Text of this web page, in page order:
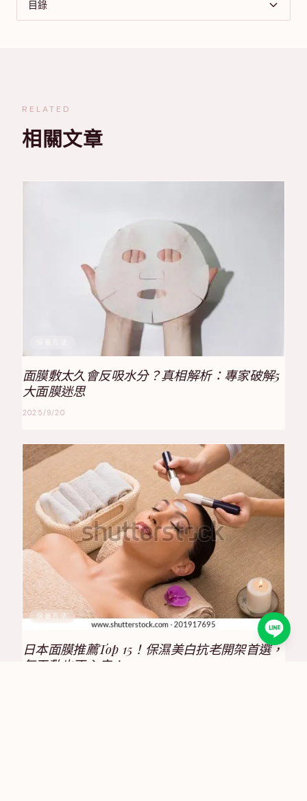
目錄
RELATED
相關文章
面膜敷太久會反吸水分？真相解析：專家破解5
大面膜迷思
2025/9/20
保養方法
日本面膜推薦Top 15！保濕美白抗老開架首選，
每天敷也不心疼！